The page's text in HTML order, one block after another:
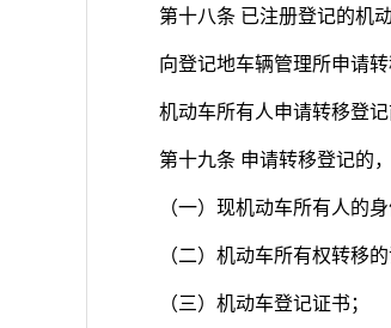
第十八条 已注册登记的机
向登记地车辆管理所申请转
机动车所有人申请转移登
第十九条 申请转移登记的
（一）现机动车所有人的身
（二）机动车所有权转移的
（三）机动车登记证书；